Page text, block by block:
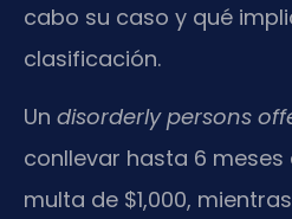
cabo su caso y qué
clasificación.
Un disorderly persons
conllevar hasta 6 meses
multa de $1,000,